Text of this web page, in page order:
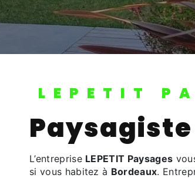
LEPETIT
L’entreprise LEPETIT Paysages
si vous habitez à Bordeaux.